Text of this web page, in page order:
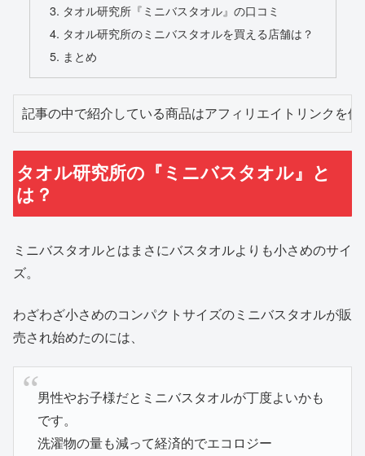
タオル研究所『ミニバスタオル』の口コミ
タオル研究所のミニバスタオルを買える店舗は？
まとめ
記事の中で紹介している商品はアフィリエイトリンクを
タオル研究所の『ミニバスタオル』と
は？
ミニバスタオルとはまさにバスタオルよりも小さめのサイ
ズ。
わざわざ小さめのコンパクトサイズのミニバスタオルが販
売され始めたのには、
男性やお子様だとミニバスタオルが丁度よいかも
です。
洗濯物の量も減って経済的でエコロジー